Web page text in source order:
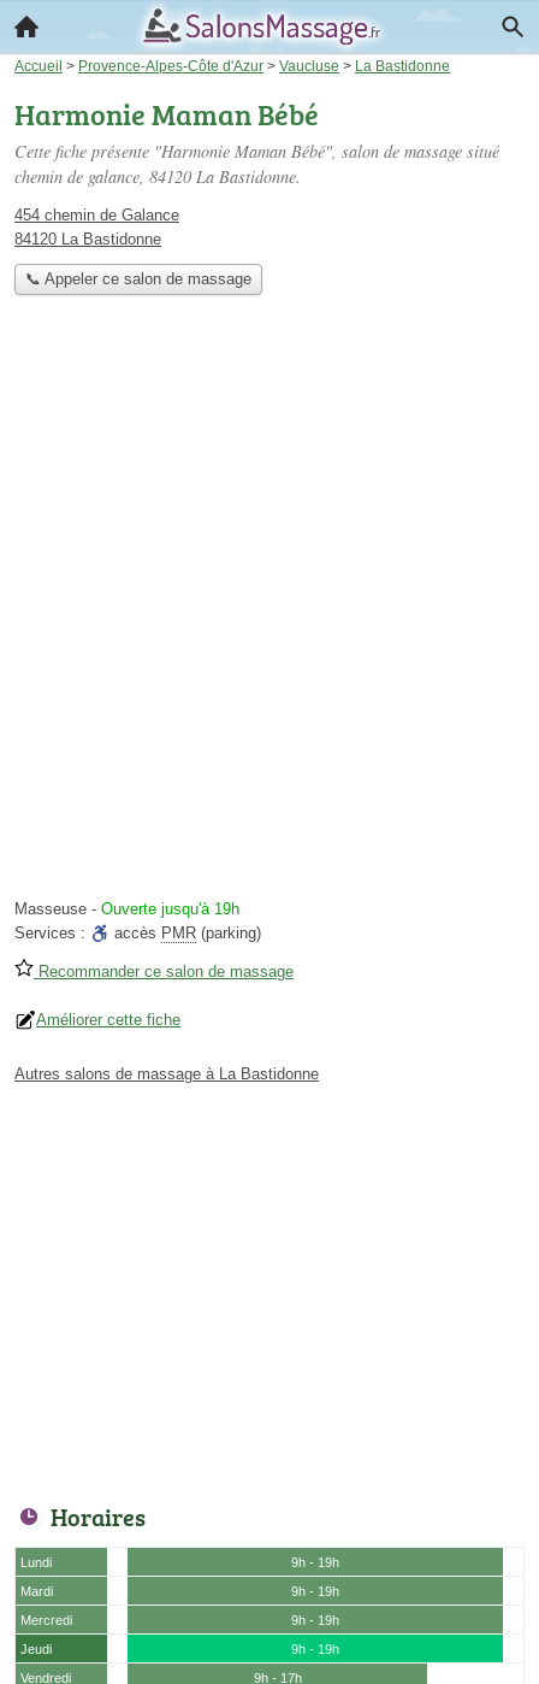
Accueil > Provence-Alpes-Côte d'Azur > Vaucluse > La Bastidonne
Harmonie Maman Bébé
Cette fiche présente "Harmonie Maman Bébé", salon de massage situé
chemin de galance, 84120 La Bastidonne.
454 chemin de Galance
84120 La Bastidonne
📞 Appeler ce salon de massage
Masseuse - Ouverte jusqu'à 19h
Services :
accès PMR (parking)
Recommander ce salon de massage
Améliorer cette fiche
Autres salons de massage à La Bastidonne
Horaires
Lundi
9h - 19h
Mardi
9h - 19h
Mercredi
9h - 19h
Jeudi
9h - 19h
Vendredi
9h - 17h